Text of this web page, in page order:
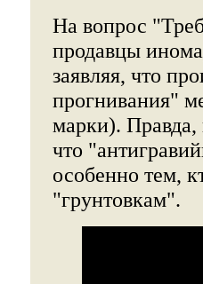
На вопрос
продавцы
заявляя, что
прогнивания"
марки). Правда,
что
особенно тем,
"грунтовкам".